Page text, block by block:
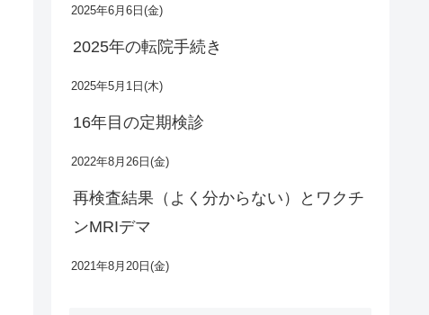
2025年6月6日(金)
2025年の転院手続き
2025年5月1日(木)
16年目の定期検診
2022年8月26日(金)
再検査結果（よく分からない）とワクチ
ンMRIデマ
2021年8月20日(金)